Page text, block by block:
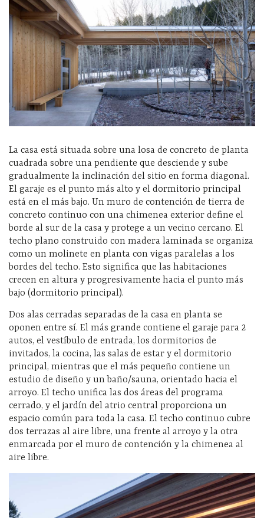
La casa está situada sobre una losa de concreto de planta
cuadrada sobre una pendiente que desciende y sube
gradualmente la inclinación del sitio en forma diagonal.
El garaje es el punto más alto y el dormitorio principal
está en el más bajo. Un muro de contención de tierra de
concreto continuo con una chimenea exterior define el
borde al sur de la casa y protege a un vecino cercano. El
techo plano construido con madera laminada se organiza
como un molinete en planta con vigas paralelas a los
bordes del techo. Esto significa que las habitaciones
crecen en altura y progresivamente hacia el punto más
bajo (dormitorio principal).
Dos alas cerradas separadas de la casa en planta se
oponen entre sí. El más grande contiene el garaje para 2
autos, el vestíbulo de entrada, los dormitorios de
invitados, la cocina, las salas de estar y el dormitorio
principal, mientras que el más pequeño contiene un
estudio de diseño y un baño/sauna, orientado hacia el
arroyo. El techo unifica las dos áreas del programa
cerrado, y el jardín del atrio central proporciona un
espacio común para toda la casa. El techo continuo cubre
dos terrazas al aire libre, una frente al arroyo y la otra
enmarcada por el muro de contención y la chimenea al
aire libre.